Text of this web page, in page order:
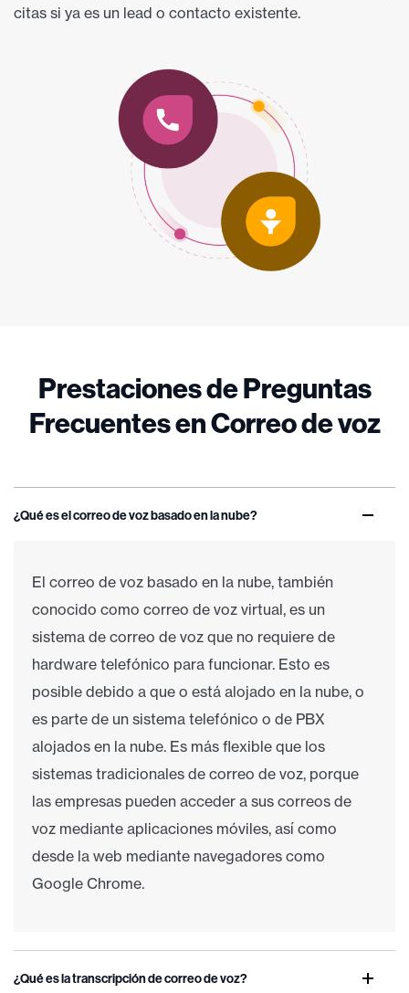
citas si ya es un lead o contacto existente.
Prestaciones de Preguntas
Frecuentes en Correo de voz
¿Qué es el correo de voz basado en la nube?
El correo de voz basado en la nube, también
conocido como correo de voz virtual, es un
sistema de correo de voz que no requiere de
hardware telefónico para funcionar. Esto es
posible debido a que o está alojado en la nube, o
es parte de un sistema telefónico o de PBX
alojados en la nube. Es más flexible que los
sistemas tradicionales de correo de voz, porque
las empresas pueden acceder a sus correos de
voz mediante aplicaciones móviles, así como
desde la web mediante navegadores como
Google Chrome.
¿Qué es la transcripción de correo de voz?